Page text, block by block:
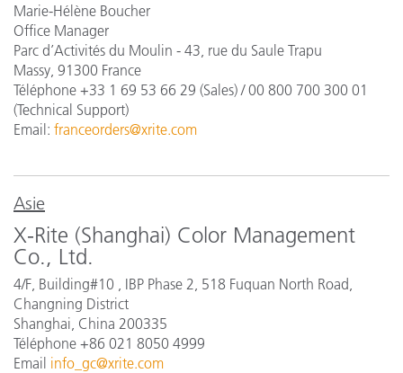
Marie-Hélène Boucher
Office Manager
Parc d’Activités du Moulin - 43, rue du Saule Trapu
Massy, 91300 France
Téléphone +33 1 69 53 66 29 (Sales) / 00 800 700 300 01
(Technical Support)
Email: franceorders@xrite.com
Asie
X-Rite (Shanghai) Color Management
Co., Ltd.
4/F, Building#10 , IBP Phase 2, 518 Fuquan North Road,
Changning District
Shanghai, China 200335
Téléphone +86 021 8050 4999
Email info_gc@xrite.com